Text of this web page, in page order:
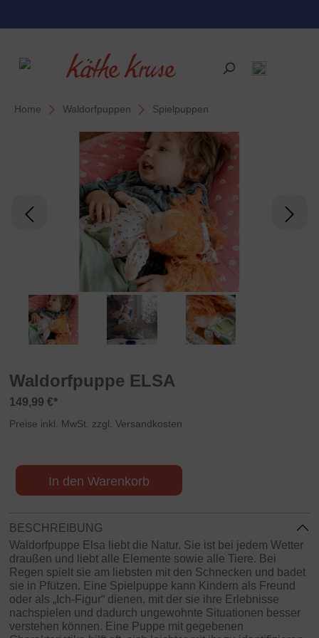
Home Waldorfpuppen Spielpuppen
Bildergalerie überspringen
Waldorfpuppe ELSA
149,99 €*
Preise inkl. MwSt. zzgl. Versandkosten
In den Warenkorb
BESCHREIBUNG
Waldorfpuppe Elsa liebt die Natur. Sie ist bei jedem Wetter
draußen und liebt alle Elemente sowie alle Tiere. Bei
Regen spielt sie am liebsten mit den Schnecken und badet
sie in Pfützen. Eine Spielpuppe kann Kindern als Freund
oder als „Ich-Figur“ dienen, mit der sie ihre Erlebnisse
nachspielen und dadurch ungewohnte Situationen besser
verstehen können. Eine Puppe mit gegebenen